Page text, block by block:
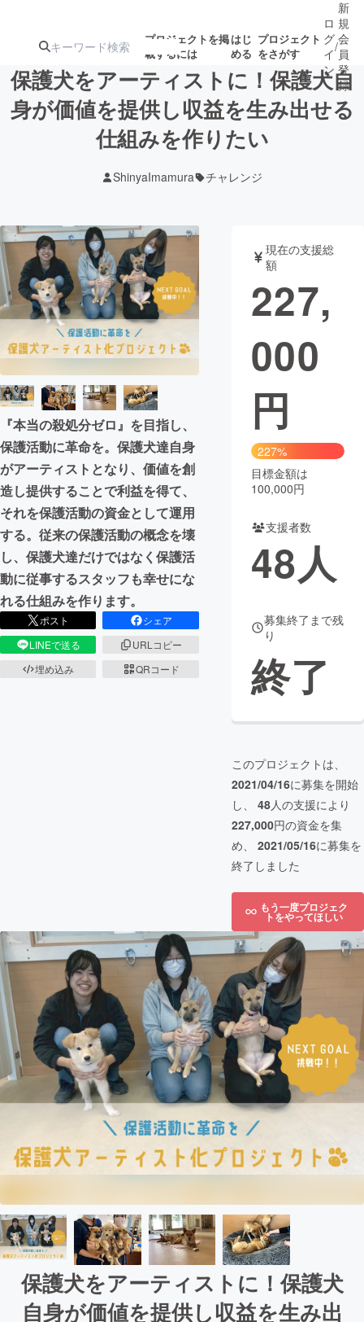
プロジェクトを掲
載するには
はじ
める
プロジェクト
をさがす
注目のリ 注目の新着プロ募集終了が近いプ
テクノロジー・ガジェット
映像・映画 書籍・雑誌
ビジネス・起業 チャレンジ
まちづくり・地域活性化
CAMPFIRE for Social Good
CAMPFIRE Creation
CAMPFIREふるさと納税machi-ya コミュニティ
ロ
グ
イ
ン
/
新
規
会
員
登
録
保護犬をアーティストに！保護犬自
身が価値を提供し収益を生み出せる
仕組みを作りたい
ShinyaImamura チャレンジ
『本当の殺処分ゼロ』を目指し、
保護活動に革命を。保護犬達自身
がアーティストとなり、価値を創
造し提供することで利益を得て、
それを保護活動の資金として運用
する。従来の保護活動の概念を壊
し、保護犬達だけではなく保護活
動に従事するスタッフも幸せにな
れる仕組みを作ります。
ポスト
シェア
LINEで送る
URLコピー
埋め込み
QRコード
現在の支援総
額
227,
000
円
227%
目標金額は
100,000円
支援者数
48人
募集終了まで残
り
終了
このプロジェクトは、
2021/04/16に募集を開始
し、 48人の支援により
227,000円の資金を集
め、 2021/05/16に募集を
終了しました
もう一度プロジェク
トをやってほしい
保護犬をアーティストに！保護犬
自身が価値を提供し収益を生み出